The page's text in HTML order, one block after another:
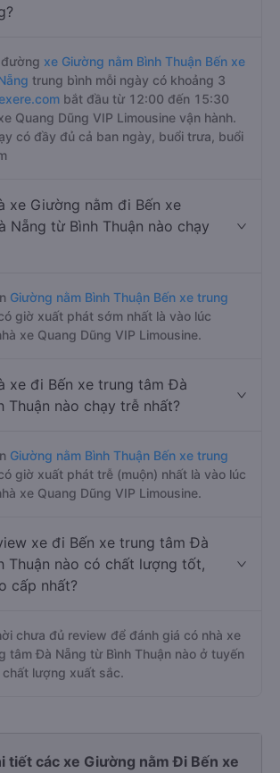
xe Giường nằm Bình Thuận Bến xe
trung bình mỗi ngày có khoảng 3
bắt đầu từ 12:00 đến 15:30
Quang Dũng VIP Limousine vận hành.
có đầy đủ cả ban ngày, buổi trưa, buổi
xe Giường nằm đi Bến xe
Nẵng từ Bình Thuận nào chạy
Giường nằm Bình Thuận Bến xe trung
giờ xuất phát sớm nhất là vào lúc
xe Quang Dũng VIP Limousine.
xe đi Bến xe trung tâm Đà
Thuận nào chạy trễ nhất?
Giường nằm Bình Thuận Bến xe trung
giờ xuất phát trễ (muộn) nhất là vào lúc
xe Quang Dũng VIP Limousine.
xe đi Bến xe trung tâm Đà
Thuận nào có chất lượng tốt,
cấp nhất?
chưa đủ review để đánh giá có nhà xe
tâm Đà Nẵng từ Bình Thuận nào ở tuyến
lượng xuất sắc.
tiết các xe Giường nằm Đi Bến xe